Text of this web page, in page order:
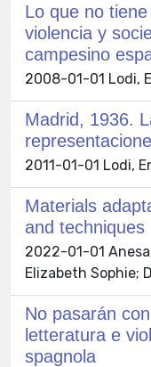
Lo que no
violencia y
campesino
2008-01-01 Lodi,
Madrid, 1936.
2011-01-01 Lodi,
Materials
and techniques
2022-01-01
Elizabeth Sophie;
No pasarán
letteratura e
spagnola